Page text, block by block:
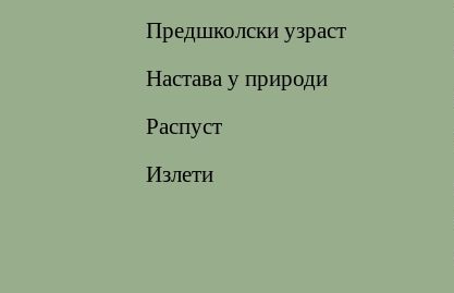
Предшколски узраст
Настава у природи
Распуст
Излети